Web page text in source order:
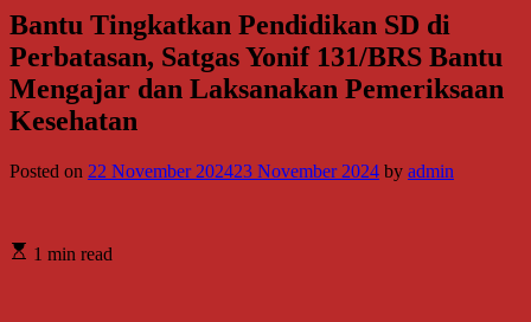
Bantu Tingkatkan Pendidikan SD di
Perbatasan, Satgas Yonif 131/BRS Bantu
Mengajar dan Laksanakan Pemeriksaan
Kesehatan
Posted on 22 November 202423 November 2024 by admin
1 min read